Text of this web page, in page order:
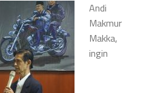
Andi
Makmur
Makka,
ingin